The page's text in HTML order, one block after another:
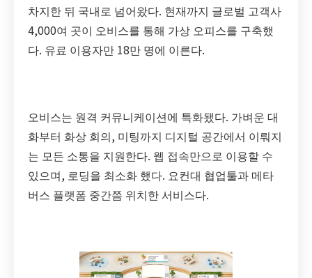
차지한 뒤 국내로 넘어왔다. 현재까지 글로벌 고객사
4,000여 곳이 오비스를 통해 가상 오피스를 구축했
다. 유료 이용자만 18만 명에 이른다.
오비스는 원격 커뮤니케이션에 특화됐다. 가벼운 대
화부터 화상 회의, 미팅까지 디지털 공간에서 이뤄지
는 모든 소통을 지원한다. 웹 접속만으로 이용할 수
있으며, 로딩을 최소화 했다. 요컨대 협업툴과 메타
버스 플랫폼 중간쯤 위치한 서비스다.